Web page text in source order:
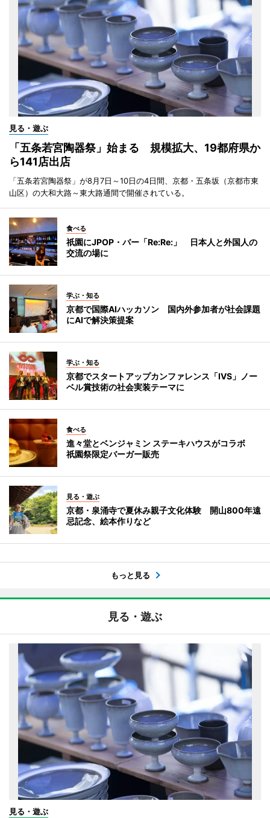
見る・遊ぶ
「五条若宮陶器祭」始まる 規模拡大、19都府県か
ら141店出店
「五条若宮陶器祭」が8月7日～10日の4日間、京都・五条坂（京都市東
山区）の大和大路～東大路通間で開催されている。
食べる
祇園にJPOP・バー「Re:Re:」 日本人と外国人の
交流の場に
学ぶ・知る
京都で国際AIハッカソン 国内外参加者が社会課題
にAIで解決策提案
学ぶ・知る
京都でスタートアップカンファレンス「IVS」ノー
ベル賞技術の社会実装テーマに
食べる
進々堂とベンジャミン ステーキハウスがコラボ
祇園祭限定バーガー販売
見る・遊ぶ
京都・泉涌寺で夏休み親子文化体験 開山800年遠
忌記念、絵本作りなど
もっと見る
見る・遊ぶ
見る・遊ぶ